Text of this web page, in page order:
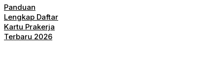
Panduan
Lengkap Daftar
Kartu Prakerja
Terbaru 2026